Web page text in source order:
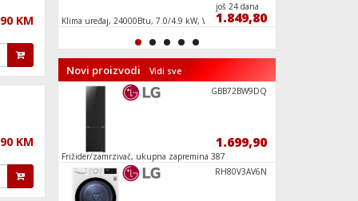
KM
KM
E656,90
Klima uređaj, 24000Btu, 7.0/4.9 kW, Wi-Fi,
još 24 dana
1.849,80
Novi proizvodi Vidi sve
144,90
Kutija sa
Frižider/zamrzivač, ukupna zapremina 387
lit., D
GBB72BW9DQ
1.699,90
RH80V3AV6N